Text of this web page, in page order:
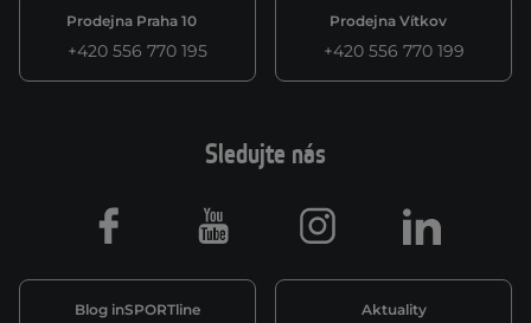
Prodejna Praha 10
+420 556 770 195
Prodejna Vítkov
+420 556 770 199
Sledujte nás
Blog inSPORTline Aktuality
Facebook Youtube Instagram LinkedIn